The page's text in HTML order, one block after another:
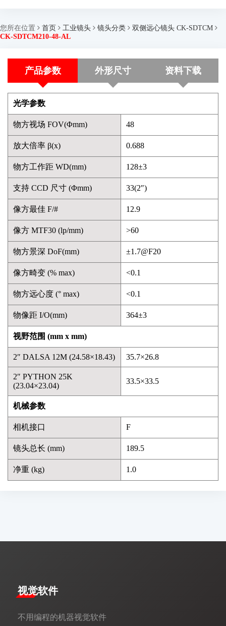
您所在位置 首页 工业镜头 镜头分类
双侧远心镜头 CK-SDTCM
CK-SDTCM210-48-AL
产品参数 外形尺寸 资料下载
光学参数
物方视场 FOV(Φmm) 48
放大倍率 β(x) 0.688
物方工作距 WD(mm) 128±3
支持 CCD 尺寸 (Φmm) 33(2″)
像方最佳 F/# 12.9
像方 MTF30 (lp/mm) >60
物方景深 DoF(mm) ±1.7@F20
像方畸变 (% max) <0.1
物方远心度 (° max) <0.1
物像距 I/O(mm) 364±3
视野范围 (mm x mm)
2″ DALSA 12M (24.58×18.43) 35.7×26.8
2″ PYTHON 25K
(23.04×23.04)
33.5×33.5
机械参数
相机接口 F
镜头总长 (mm) 189.5
净重 (kg) 1.0
视觉软件
不用编程的机器视觉软件